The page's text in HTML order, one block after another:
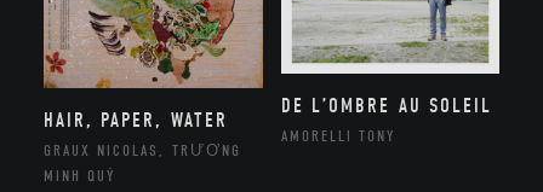
HAIR, PAPER, WATER
GRAUX NICOLAS, TRƯƠNG
MINH QUÝ
DE L’OMBRE AU SOLEIL
AMORELLI TONY